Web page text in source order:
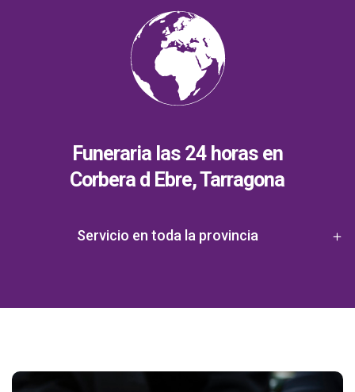
Funeraria las 24 horas en
Corbera d Ebre, Tarragona
Servicio en toda la provincia